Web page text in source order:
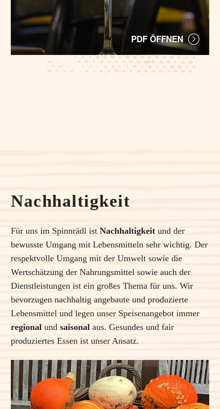
PDF ÖFFNEN
Nachhaltigkeit
Für uns im Spinnrädl istNachhaltigkeit und der
bewusste Umgang mit Lebensmitteln sehr wichtig. Der
respektvolle Umgang mit der Umwelt sowie die
Wertschätzung der Nahrungsmittel sowie auch der
Dienstleistungen ist ein großes Thema für uns. Wir
bevorzugen nachhaltig angebaute und produzierte
Lebensmittel und legen unser Speisenangebot immer
regional undsaisonal aus. Gesundes und fair
produziertes Essen ist unser Ansatz.